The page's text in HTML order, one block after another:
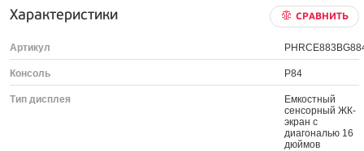
Характеристики СРАВНИТЬ
Артикул
Консоль P84
Тип дисплея
Емкостный
сенсорный ЖК-
экран с
диагональю 16
дюймов